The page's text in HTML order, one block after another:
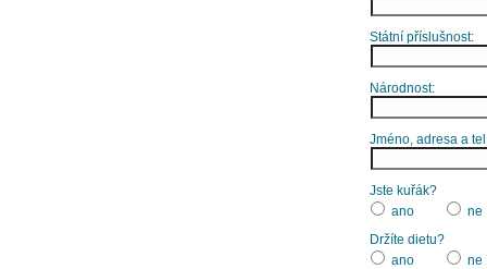
Státní příslušnost:
Národnost:
Jméno, adresa a
Jste kuřák?
ano
ne
Držíte dietu?
ano
ne